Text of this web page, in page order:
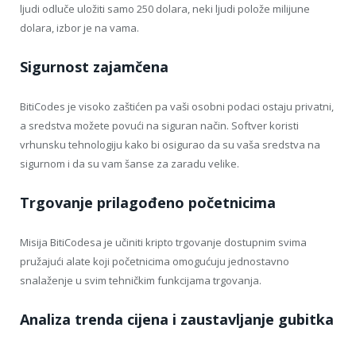
ljudi odluče uložiti samo 250 dolara, neki ljudi polože milijune
dolara, izbor je na vama.
Sigurnost zajamčena
BitiCodes je visoko zaštićen pa vaši osobni podaci ostaju privatni,
a sredstva možete povući na siguran način. Softver koristi
vrhunsku tehnologiju kako bi osigurao da su vaša sredstva na
sigurnom i da su vam šanse za zaradu velike.
Trgovanje prilagođeno početnicima
Misija BitiCodesa je učiniti kripto trgovanje dostupnim svima
pružajući alate koji početnicima omogućuju jednostavno
snalaženje u svim tehničkim funkcijama trgovanja.
Analiza trenda cijena i zaustavljanje gubitka